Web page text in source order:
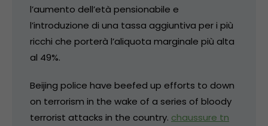
l’aumento dell’età pensionabile e
l’introduzione di una tassa aggiuntiva per i più
ricchi che porterà l’aliquota marginale più alta
al 49%.
Beijing police have beefed up efforts to down
on terrorism in the wake of a series of bloody
terrorist attacks in the country. chaussure tn